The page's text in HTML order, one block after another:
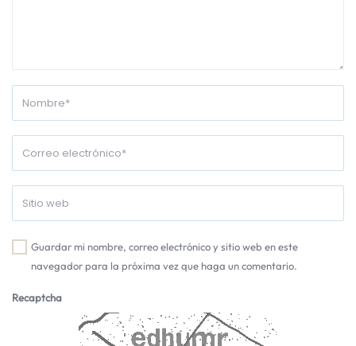
Guardar mi nombre, correo electrónico y sitio web en este
navegador para la próxima vez que haga un comentario.
Recaptcha